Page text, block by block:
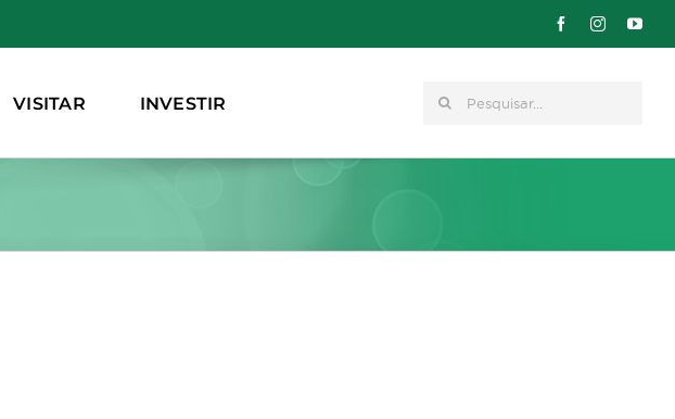
VISITAR INVESTIR Pesquisar